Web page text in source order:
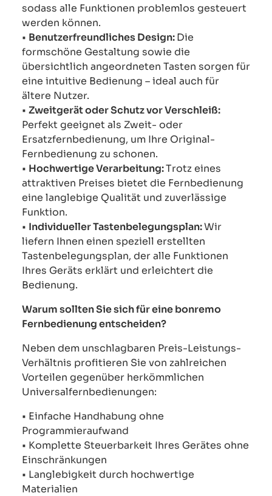
sodass alle Funktionen problemlos gesteuert
werden können.
• Benutzerfreundliches Design:Die
formschöne Gestaltung sowie die
übersichtlich angeordneten Tasten sorgen für
eine intuitive Bedienung – ideal auch für
ältere Nutzer.
• Zweitgerät oder Schutz vor Verschleiß:
Perfekt geeignet als Zweit- oder
Ersatzfernbedienung, um Ihre Original-
Fernbedienung zu schonen.
• Hochwertige Verarbeitung:Trotz eines
attraktiven Preises bietet die Fernbedienung
eine langlebige Qualität und zuverlässige
Funktion.
• Individueller Tastenbelegungsplan:Wir
liefern Ihnen einen speziell erstellten
Tastenbelegungsplan, der alle Funktionen
Ihres Geräts erklärt und erleichtert die
Bedienung.
Warum sollten Sie sich für eine bonremo
Fernbedienung entscheiden?
Neben dem unschlagbaren Preis-Leistungs-
Verhältnis profitieren Sie von zahlreichen
Vorteilen gegenüber herkömmlichen
Universalfernbedienungen:
• Einfache Handhabung ohne
Programmieraufwand
• Komplette Steuerbarkeit Ihres Gerätes ohne
Einschränkungen
• Langlebigkeit durch hochwertige
Materialien